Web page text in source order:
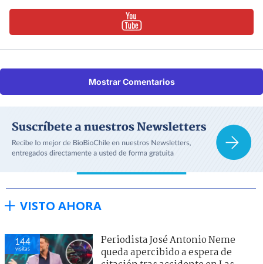
Mostrar Comentarios
VISTO AHORA
144
visitas
Periodista José Antonio Neme
queda apercibido a espera de